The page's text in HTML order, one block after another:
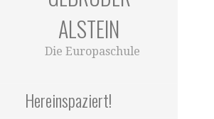
ALSTEIN
Die Europaschule
Hereinspaziert!